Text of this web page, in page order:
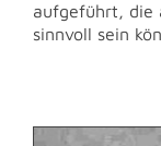
aufgeführt, die
sinnvoll sein